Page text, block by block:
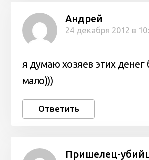
Андрей
24 декабря 2012 в
я думаю хозяев этих денег
мало)))
Ответить
Пришелец-